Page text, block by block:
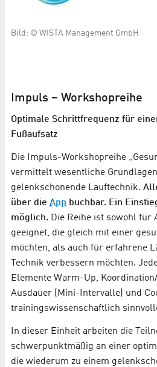
Bild: © WISTA Management GmbH
Impuls – Workshopreihe
Optimale Schrittfrequenz für
Fußaufsatz
Die Impuls-Workshopreihe
vermittelt wesentliche
gelenkschonende Lauftechnik.
über die App buchbar. Ein
möglich. Die Reihe ist sowohl für
geeignet, die gleich mit einer
möchten, als auch für erfahrene
Technik verbessern möchten.
Elemente Warm-Up,
Ausdauer (Mini-Intervalle) und
trainingswissenschaftlich
In dieser Einheit arbeiten die
schwerpunktmäßig an einer
die wiederum zu einem